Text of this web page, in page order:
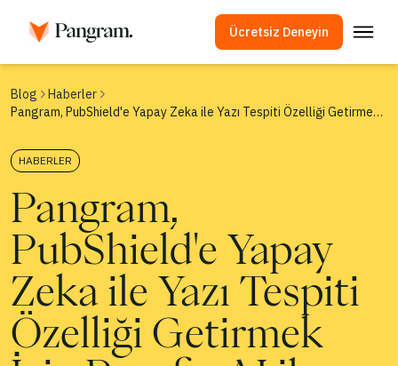
Ücretsiz Deneyin
AI Algılayıcı
Görüntü Algılayıcı
API
Entegrasyonlar
İntihal Kontrolü
Çok Dilli Yapay Zeka Algılama
Kullanım Örnekleri
Blog
Haberler
Pangram, PubShield'e Yapay Zeka ile Yazı Tespiti Özelliği Getirmek İçin Proofig AI ile İşbirliği Yaptı
HABERLER
Pangram,
PubShield'e Yapay
Zeka ile Yazı Tespiti
Özelliği Getirmek